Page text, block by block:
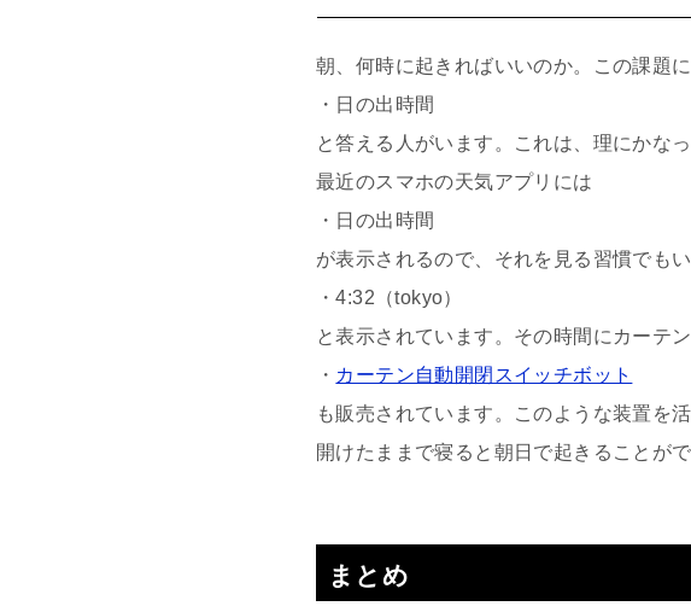
朝、何時に起きればいいのか。この課題に
・日の出時間
と答える人がいます。これは、理にかな
最近のスマホの天気アプリには
・日の出時間
が表示されるので、それを見る習慣でも
・4:32（tokyo）
と表示されています。その時間にカーテ
・ カーテン自動開閉スイッチボット
も販売されています。このような装置を
開けたままで寝ると朝日で起きることがで
まとめ